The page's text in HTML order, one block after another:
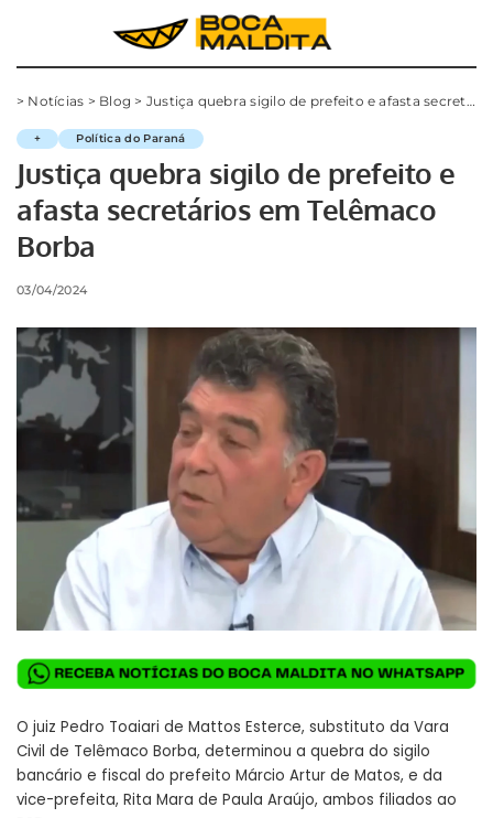
> Notícias > Blog > Justiça quebra sigilo de prefeito e afasta secretários em Telêmaco Borba
+ Política do Paraná
Justiça quebra sigilo de prefeito e
afasta secretários em Telêmaco
Borba
03/04/2024
O juiz Pedro Toaiari de Mattos Esterce, substituto da Vara
Civil de Telêmaco Borba, determinou a quebra do sigilo
bancário e fiscal do prefeito Márcio Artur de Matos, e da
vice-prefeita, Rita Mara de Paula Araújo, ambos filiados ao